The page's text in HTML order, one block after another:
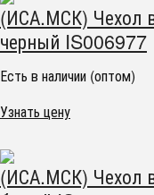
(ИСА.МСК) Чехол
черный IS006977
Есть в наличии (оптом)
Узнать цену
(ИСА.МСК) Чехол